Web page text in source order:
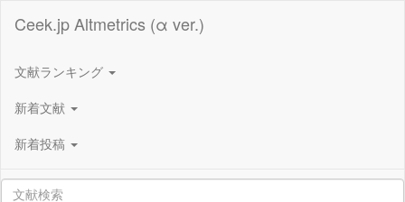
Ceek.jp Altmetrics (α ver.)
文献ランキング
新着文献
新着投稿